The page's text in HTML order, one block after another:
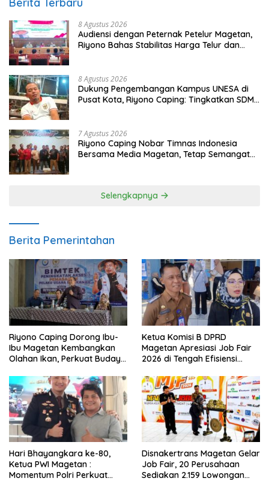
Berita Terbaru
8 Agustus 2026
Audiensi dengan Peternak Petelur Magetan,
Riyono Bahas Stabilitas Harga Telur dan
8 Agustus 2026
Dukung Pengembangan Kampus UNESA di
Pusat Kota, Riyono Caping: Tingkatkan SDM
7 Agustus 2026
Riyono Caping Nobar Timnas Indonesia
Bersama Media Magetan, Tetap Semangat
Selengkapnya
Berita Pemerintahan
Riyono Caping Dorong Ibu-
Ibu Magetan Kembangkan
Olahan Ikan, Perkuat Budaya
Ketua Komisi B DPRD
Magetan Apresiasi Job Fair
2026 di Tengah Efisiensi
Hari Bhayangkara ke-80,
Ketua PWI Magetan :
Momentum Polri Perkuat
Disnakertrans Magetan Gelar
Job Fair, 20 Perusahaan
Sediakan 2.159 Lowongan